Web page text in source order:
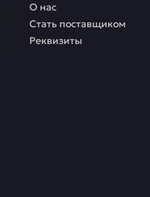
О нас
Стать поставщиком
Реквизиты